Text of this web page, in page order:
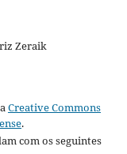
Zeraik
Creative Commons
.
com os seguintes